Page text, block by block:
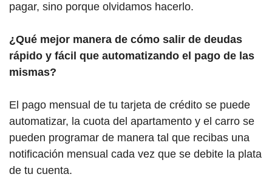
pagar, sino porque olvidamos hacerlo.
¿Qué mejor manera de cómo salir de deudas
rápido y fácil que automatizando el pago de las
mismas?
El pago mensual de tu tarjeta de crédito se puede
automatizar, la cuota del apartamento y el carro se
pueden programar de manera tal que recibas una
notificación mensual cada vez que se debite la plata
de tu cuenta.